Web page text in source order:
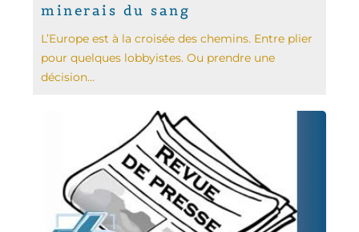
minerais du sang
L’Europe est à la croisée des chemins. Entre plier
pour quelques lobbyistes. Ou prendre une
décision...